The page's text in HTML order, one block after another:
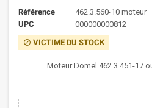
Référence
462.3.560-10 moteur
UPC
000000000812
block VICTIME DU STOCK
Moteur Domel 462.3.451-17